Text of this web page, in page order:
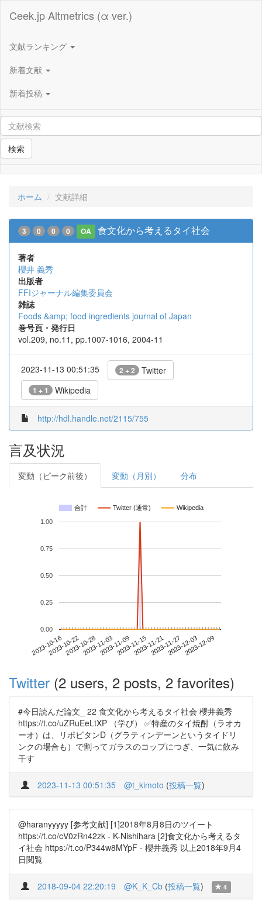
Ceek.jp Altmetrics (α ver.)
文献ランキング
新着文献
新着投稿
検索
ホーム 文献詳細
3 0 0 0 OA 食文化から考えるタイ社会
著者
櫻井 義秀
出版者
FFIジャーナル編集委員会
雑誌
Foods &amp; food ingredients journal of Japan
巻号頁・発行日
vol.209, no.11, pp.1007-1016, 2004-11
2023-11-13 00:51:35 2 + 2 Twitter
1 + 1 Wikipedia
http://hdl.handle.net/2115/755
言及状況
変動（ピーク前後） 変動（月別） 分布
合計 Twitter (通常) Wikipedia
2023-10-162023-10-222023-10-282023-11-032023-11-092023-11-152023-11-212023-11-272023-12-032023-12-09
0.00
0.25
0.50
0.75
1.00
Twitter (2 users, 2 posts, 2 favorites)
#今日読んだ論文_ 22 食文化から考えるタイ社会 櫻井義秀
https://t.co/uZRuEeLtXP （学び） ✅特産のタイ焼酎（ラオカ
ーオ）は、リポビタンD（グラティンデーンというタイドリ
ンクの場合も）で割ってガラスのコップにつぎ、一気に飲み
干す
2023-11-13 00:51:35 @t_kimoto (投稿一覧)
@haranyyyyy [参考文献] [1]2018年8月8日のツイート
https://t.co/cV0zRn42zk - K-Nishihara [2]食文化から考えるタ
イ社会 https://t.co/P344w8MYpF - 櫻井義秀 以上2018年9月4
日閲覧
2018-09-04 22:20:19 @K_K_Cb (投稿一覧) 4